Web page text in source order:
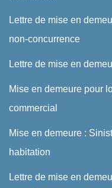
Lettre de mise en
non-concurrence
Lettre de mise en
Mise en demeure pour
commercial
Mise en demeure :
habitation
Lettre de mise en